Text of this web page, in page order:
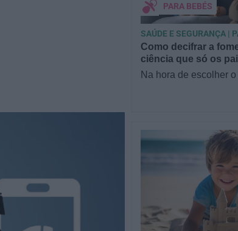
Como decifrar a
ciência que só os
Na hora de escolher
PARA BEBÉS
SAÚDE E SEGURANÇA |